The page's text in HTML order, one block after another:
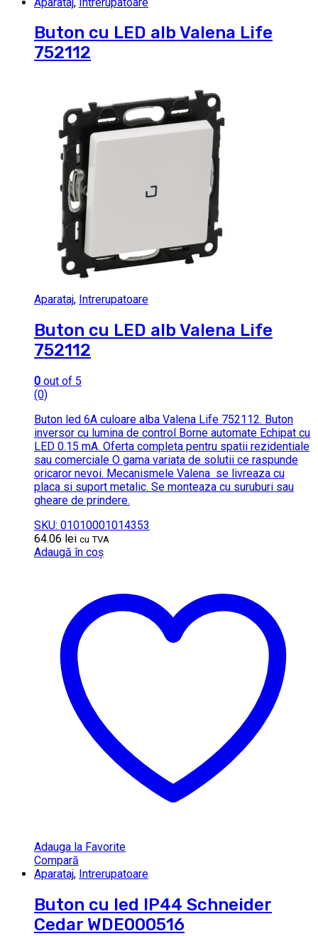
Buton cu LED alb Valena Life
752112
Aparataj, Intrerupatoare
Buton cu LED alb Valena Life
752112
0 out of 5
(0)
Buton led 6A culoare alba Valena Life 752112. Buton
inversor cu lumina de control Borne automate Echipat cu
LED 0.15 mA. Oferta completa pentru spatii rezidentiale
sau comerciale O gama variata de solutii ce raspunde
oricaror nevoi. Mecanismele Valena se livreaza cu
placa si suport metalic. Se monteaza cu suruburi sau
gheare de prindere.
SKU: 01010001014353
64.06 lei cu TVA
Adaugă în coș
Adauga la Favorite
Compară
Aparataj, Intrerupatoare
Buton cu led IP44 Schneider
Cedar WDE000516